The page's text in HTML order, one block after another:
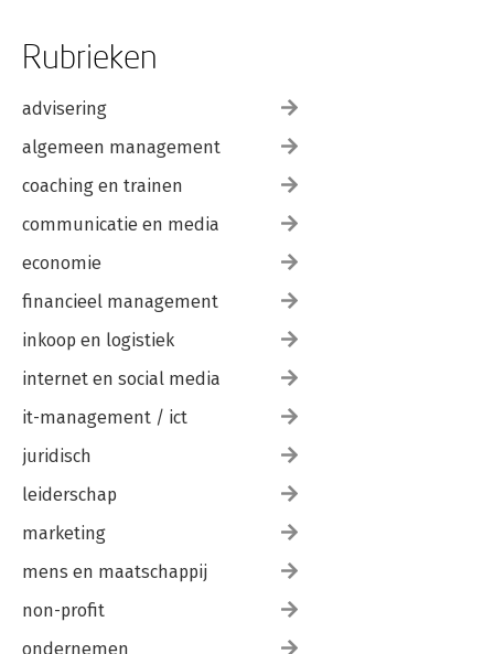
Rubrieken
advisering
algemeen management
coaching en trainen
communicatie en media
economie
financieel management
inkoop en logistiek
internet en social media
it-management / ict
juridisch
leiderschap
marketing
mens en maatschappij
non-profit
ondernemen